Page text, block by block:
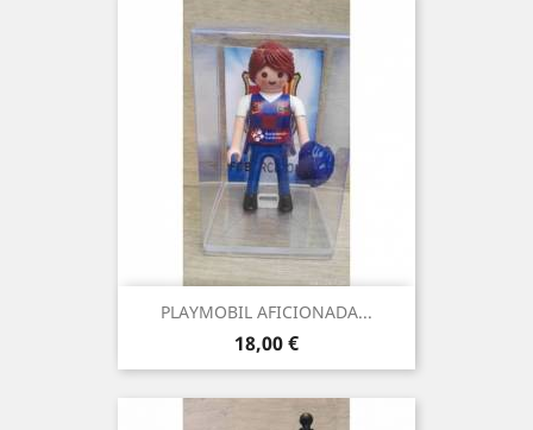
PLAYMOBIL AFICIONADA...
Precio
18,00 €